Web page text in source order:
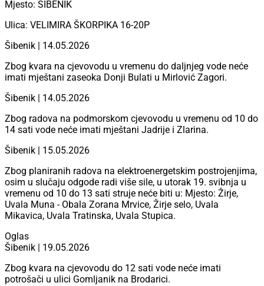
Mjesto: ŠIBENIK
Ulica: VELIMIRA ŠKORPIKA 16-20P
Šibenik | 14.05.2026
Zbog kvara na cjevovodu u vremenu do daljnjeg vode neće
imati mještani zaseoka Donji Bulati u Mirlović Zagori.
Šibenik | 14.05.2026
Zbog radova na podmorskom cjevovodu u vremenu od 10 do
14 sati vode neće imati mještani Jadrije i Zlarina.
Šibenik | 15.05.2026
Zbog planiranih radova na elektroenergetskim postrojenjima,
osim u slučaju odgode radi više sile, u utorak 19. svibnja u
vremenu od 10 do 13 sati struje neće biti u: Mjesto: Žirje,
Uvala Muna - Obala Zorana Mrvice, Žirje selo, Uvala
Mikavica, Uvala Tratinska, Uvala Stupica.
Oglas
Šibenik | 19.05.2026
Zbog kvara na cjevovodu do 12 sati vode neće imati
potrošači u ulici Gomljanik na Brodarici.